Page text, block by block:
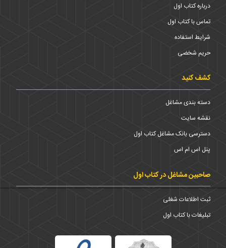
درباره کتاب اول
تماس با کتاب اول
شرایط استفاده
حریم شخضی
کشف کنید
دسته بندی مشاغل
نقشه سایت
دسترسی بانک مشاغل کتاب اول
پنل اس ام اس
صاحبین مشاغل در کتاب اول
ثبت اطلاعات شغلی
تبلیغات با کتاب اول